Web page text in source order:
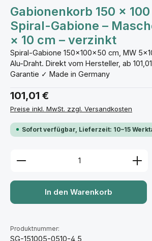
Durchschnittliche Bewertung von 0 von 5
Gabionenkorb 150 ×
Spiral-Gabione –
× 10 cm – verzinkt
Spiral-Gabione 150×100×50 cm, MW
Alu-Draht. Direkt vom Hersteller, ab
Garantie ✓ Made in Germany
101,01 €
Preise inkl. MwSt. zzgl. Versandkosten
Sofort verfügbar, Lieferzeit: 10–15
Produkt Anzahl: Gib den
In den Warenkorb
Produktnummer:
SG-151005-0510-4,5